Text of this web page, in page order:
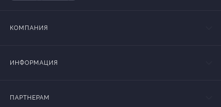
КОМПАНИЯ
ИНФОРМАЦИЯ
ПАРТНЕРАМ